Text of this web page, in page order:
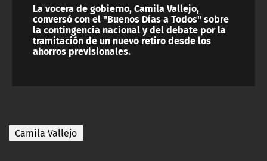
La vocera de gobierno, Camila Vallejo,
conversó con el "Buenos Días a Todos" sobre
la contingencia nacional y del debate por la
tramitación de un nuevo retiro desde los
ahorros previsionales.
Camila Vallejo